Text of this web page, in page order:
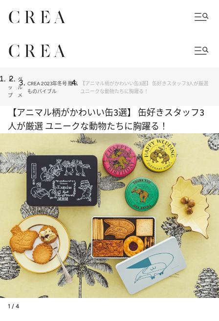
ト
ッ
プ
グ
ル
メ
CREA 2023年冬号 贈り
ものバイブル
【アニマル柄がかわいい缶3選】 缶好きスタッフ3人が厳選
ユニークな動物たちに胸躍る！
【アニマル柄がかわいい缶3選】 缶好きスタッフ3
人が厳選 ユニークな動物たちに胸躍る！
1 / 4